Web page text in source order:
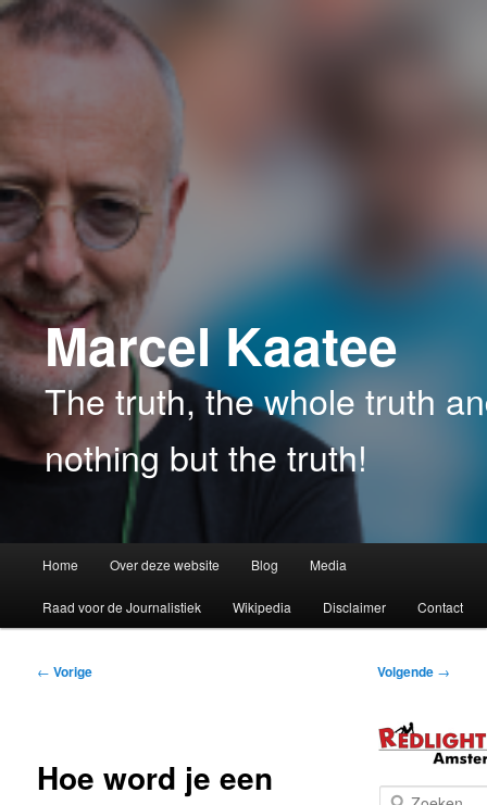
Spring
Marcel Kaatee
The truth, the whole truth
nothing but the truth!
Home Over deze website Blog Media
Raad voor de Journalistiek Wikipedia Disclaimer Contact
Bericht
← Vorige Volgende →
Hoe word je een